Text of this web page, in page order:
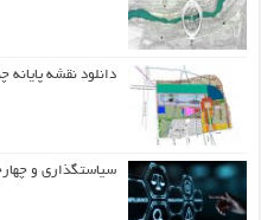
دانلود نقشه
سیاستگذاری و